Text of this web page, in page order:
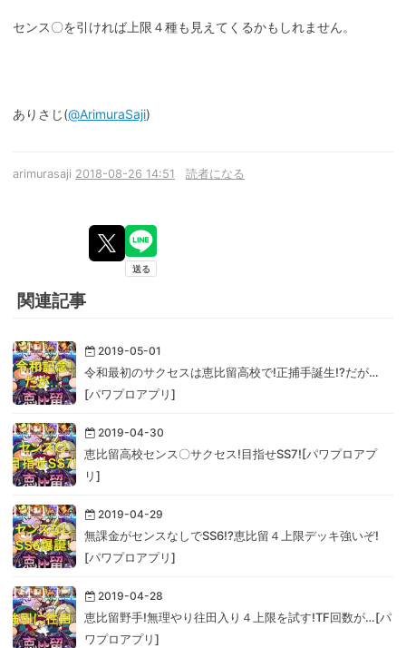
センス〇を引ければ上限４種も見えてくるかもしれません。
ありさじ(@ArimuraSaji)
arimurasaji 2018-08-26 14:51 読者になる
関連記事
2019-05-01
令和最初のサクセスは恵比留高校で!正捕手誕生!?だが…
[パワプロアプリ]
2019-04-30
恵比留高校センス〇サクセス!目指せSS7![パワプロアプ
リ]
2019-04-29
無課金がセンスなしでSS6!?恵比留４上限デッキ強いぞ!
[パワプロアプリ]
2019-04-28
恵比留野手!無理やり往田入り４上限を試す!TF回数が…[パ
ワプロアプリ]